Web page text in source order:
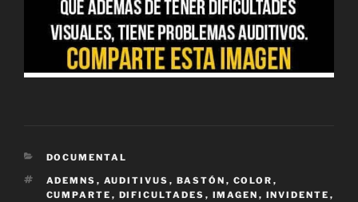
CATEGORÍAS
DOCUMENTAL
ETIQUETAS
ADEMNS , AUDITIVUS , BASTÓN , COLOR ,
CUMPARTE , DIFICULTADES , IMAGEN , INVIDENTE ,